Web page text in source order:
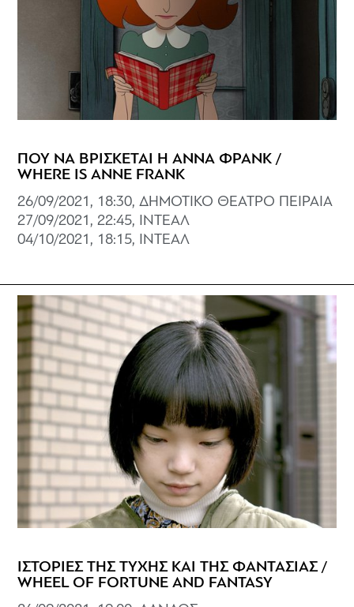
ΠΟΥ ΝΑ ΒΡΙΣΚΕΤΑΙ Η ΑΝΝΑ ΦΡΑΝΚ /
WHERE IS ANNE FRANK
26/09/2021, 18:30, ΔΗΜΟΤΙΚΟ ΘΕΑΤΡΟ ΠΕΙΡΑΙΑ
27/09/2021, 22:45, ΙΝΤΕΑΛ
04/10/2021, 18:15, ΙΝΤΕΑΛ
ΙΣΤΟΡΙΕΣ ΤΗΣ ΤΥΧΗΣ ΚΑΙ ΤΗΣ ΦΑΝΤΑΣΙΑΣ /
WHEEL OF FORTUNE AND FANTASY